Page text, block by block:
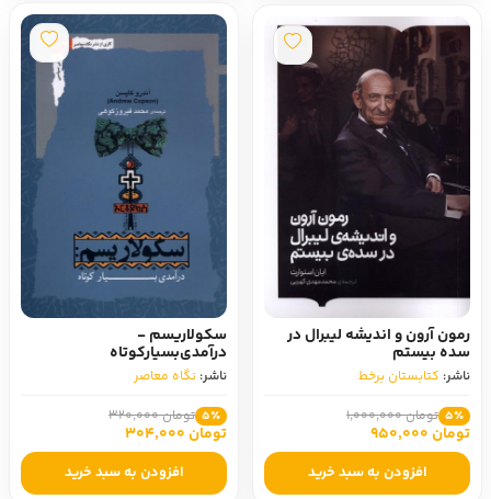
رمون آرون‌ و اندیشه‌ لیبرال‌ در
سده‌ بیستم
ناشر: کتابستان برخط
5٪ تومان 1,000,000
تومان 950,000
افزودن به سبد خرید
سکولاریسم -
درآمدی‌بسیارکوتاه
ناشر: نگاه معاصر
5٪ تومان 320,000
تومان 304,000
افزودن به سبد خرید